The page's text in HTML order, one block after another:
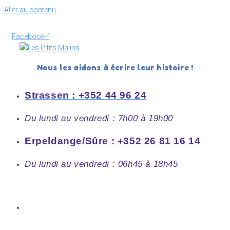
Aller au contenu
Facebook-f
Nous les aidons à écrire leur histoire !
Strassen : +352 44 96 24
Du lundi au vendredi : 7h00 à 19h00
Erpeldange/Sûre : +352 26 81 16 14
Du lundi au vendredi : 06h45 à 18h45